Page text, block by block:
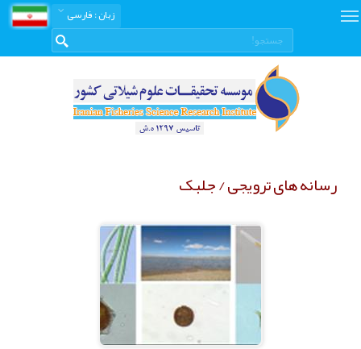
زبان: فارسی
رسانه های ترویجی / جلبک